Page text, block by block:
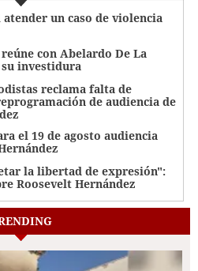
un caso de violencia
con Abelardo De La
investidura
reclama falta de
de audiencia de
el 19 de agosto audiencia
la libertad de expresión":
Roosevelt Hernández